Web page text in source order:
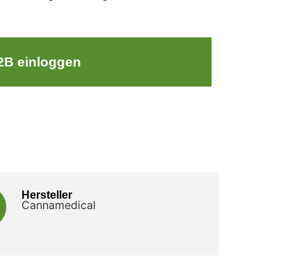
einloggen
Hersteller
Cannamedical